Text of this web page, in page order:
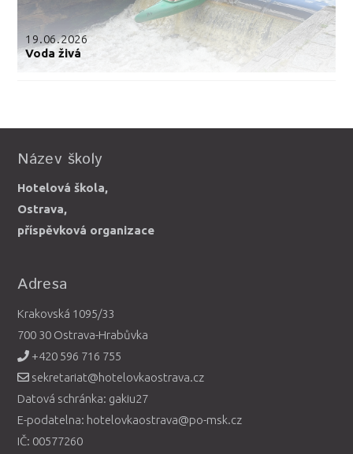
19.06.2026
Voda živá
Název školy
Hotelová škola,
Ostrava,
příspěvková organizace
Adresa
Krakovská 1095/33
700 30 Ostrava-Hrabůvka
+420 596 716 755
sekretariat@hotelovkaostrava.cz
Datová schránka: gakiu27
E-podatelna: hotelovkaostrava@po-msk.cz
IČ: 00577260